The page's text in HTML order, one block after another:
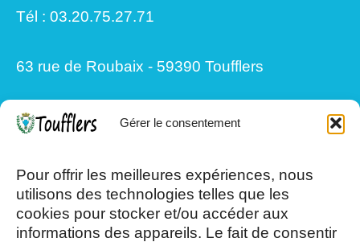
Gérer le consentement
Pour offrir les meilleures expériences, nous
utilisons des technologies telles que les
cookies pour stocker et/ou accéder aux
informations des appareils. Le fait de consentir
Tél : 03.20.75.27.71
63 rue de Roubaix - 59390 Toufflers
13h30/17h15
Mercredi et Samedi : 8h- 12h